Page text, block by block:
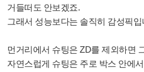
거들떠도 안보겠죠.
그래서 성능보다는 솔직히 감성픽입
먼거리에서 슈팅은 ZD를 제외하면
자연스럽게 슈팅은 주로 박스 안에